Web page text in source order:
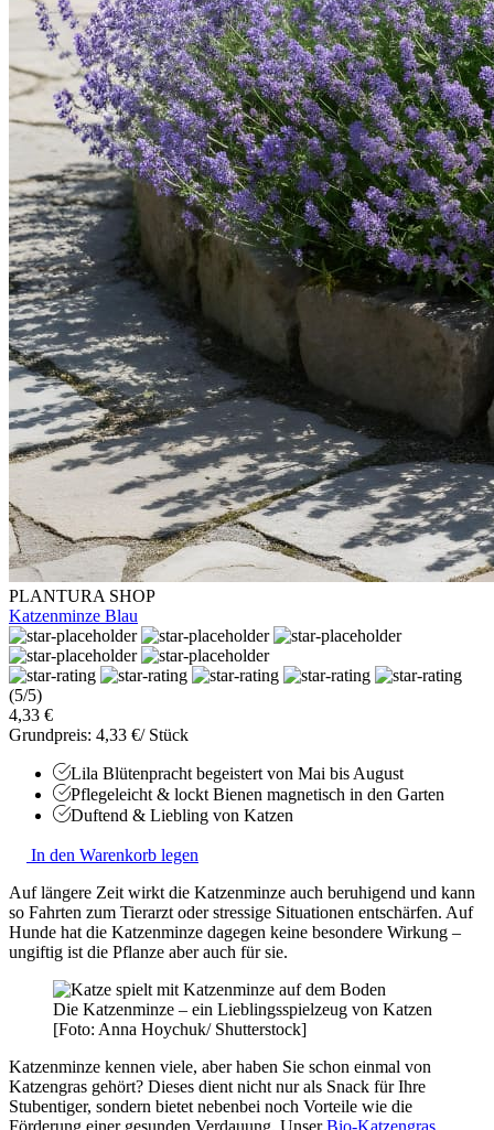
PLANTURA SHOP
Katzenminze Blau
(5/5)
4,33 €
Grundpreis: 4,33 €/ Stück
Lila Blütenpracht begeistert von Mai bis August
Pflegeleicht & lockt Bienen magnetisch in den Garten
Duftend & Liebling von Katzen
In den Warenkorb legen
Auf längere Zeit wirkt die Katzenminze auch beruhigend und kann
so Fahrten zum Tierarzt oder stressige Situationen entschärfen. Auf
Hunde hat die Katzenminze dagegen keine besondere Wirkung –
ungiftig ist die Pflanze aber auch für sie.
Die Katzenminze – ein Lieblingsspielzeug von Katzen
[Foto: Anna Hoychuk/ Shutterstock]
Katzenminze kennen viele, aber haben Sie schon einmal von
Katzengras gehört? Dieses dient nicht nur als Snack für Ihre
Stubentiger, sondern bietet nebenbei noch Vorteile wie die
Förderung einer gesunden Verdauung. UnserBio-Katzengras